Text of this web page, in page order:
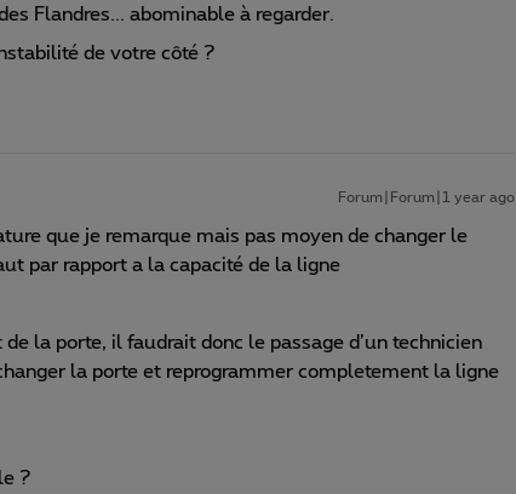
Flandres... abominable à regarder.
de votre côté ?
Forum|Forum|1 year ago
que je remarque mais pas moyen de changer le
par rapport a la capacité de la ligne
la porte, il faudrait donc le passage d’un technicien
la porte et reprogrammer completement la ligne
?